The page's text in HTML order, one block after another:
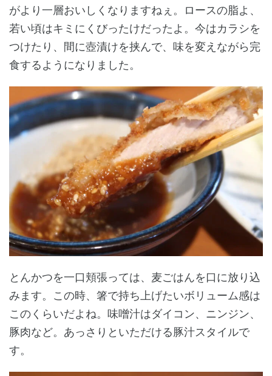
がより一層おいしくなりますねぇ。ロースの脂よ、
若い頃はキミにくびったけだったよ。今はカラシを
つけたり、間に壺漬けを挟んで、味を変えながら完
食するようになりました。
とんかつを一口頬張っては、麦ごはんを口に放り込
みます。この時、箸で持ち上げたいボリューム感は
このくらいだよね。味噌汁はダイコン、ニンジン、
豚肉など。あっさりといただける豚汁スタイルで
す。